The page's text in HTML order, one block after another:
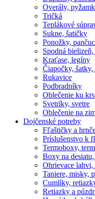
Overály,
Tričká
Teplákové
Sukne, šatičky
Ponožky,
Spodná
Kraťase, legíny
Čiapočky,
Rukavice
Podbradníky
Oblečenie ku
Svetríky, svetre
Oblečenie na
Dojčenské potreby
Fľaštičky a
Príslušenstvo k
Termoboxy,
Boxy na
Ohrievace
Taniere, misky,
Cumlíky,
Retiazky a